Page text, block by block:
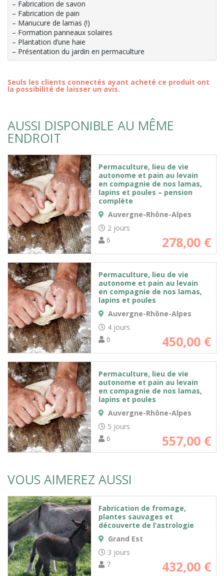
– Fabrication de savon
– Fabrication de pain
– Manucure de lamas (!)
– Formation panneaux solaires
– Plantation d’une haie
– Présentation du jardin en permaculture
Seuls les clients connectés ayant acheté ce produit ont
la possibilité de laisser un avis.
AUSSI DISPONIBLE AU MÊME
ENDROIT
Permaculture, lieu de vie
autonome et pain au levain
en compagnie de nos lamas,
lapins et poules – pension
complète
Auvergne-Rhône-Alpes
2 jours
6
278,00 €
Permaculture, lieu de vie
autonome et pain au levain
en compagnie de nos lamas,
lapins et poules
Auvergne-Rhône-Alpes
4 jours
6
450,00 €
Permaculture, lieu de vie
autonome et pain au levain
en compagnie de nos lamas,
lapins et poules
Auvergne-Rhône-Alpes
5 jours
6
557,00 €
VOUS AIMEREZ AUSSI
Fabrication de fromage,
plantes sauvages et
découverte de l’astrologie
Grand Est
3 jours
7
432,00 €